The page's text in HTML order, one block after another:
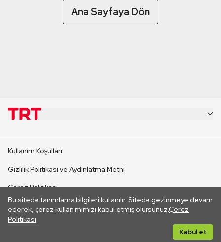
Ana Sayfaya Dön
Bu sitede tanımlama bilgileri kullanılır. Sitede gezinmeye devam
ederek, çerez kullanımımızı kabul etmiş olursunuz.Çerez
Politikası
Kabul et
CANLI YAYINLAR
Kullanım Koşulları
Gizlilik Politikası ve Aydınlatma Metni
Çerez Politikası
İletişim
Her hakkı saklıdır. ©2026 TRT. Bağlantı yoluyla gidilen dış